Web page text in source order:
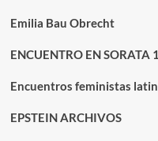
Emilia Bau Obrecht
ENCUENTRO EN SORATA
Encuentros feministas
EPSTEIN ARCHIVOS